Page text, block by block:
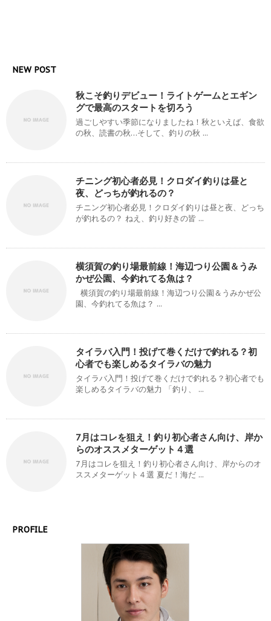
NEW POST
秋こそ釣りデビュー！ライトゲームとエギン
グで最高のスタートを切ろう
過ごしやすい季節になりましたね！秋といえば、食欲
の秋、読書の秋…そして、釣りの秋 ...
チニング初心者必見！クロダイ釣りは昼と
夜、どっちが釣れるの？
チニング初心者必見！クロダイ釣りは昼と夜、どっち
が釣れるの？ ねえ、釣り好きの皆 ...
横須賀の釣り場最前線！海辺つり公園＆うみ
かぜ公園、今釣れてる魚は？
横須賀の釣り場最前線！海辺つり公園＆うみかぜ公
園、今釣れてる魚は？ ...
タイラバ入門！投げて巻くだけで釣れる？初
心者でも楽しめるタイラバの魅力
タイラバ入門！投げて巻くだけで釣れる？初心者でも
楽しめるタイラバの魅力 「釣り、 ...
7月はコレを狙え！釣り初心者さん向け、岸か
らのオススメターゲット４選
7月はコレを狙え！釣り初心者さん向け、岸からのオ
ススメターゲット４選 夏だ！海だ ...
PROFILE